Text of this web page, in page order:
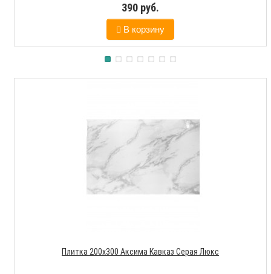
390 руб.
В корзину
Плитка 200х300 Аксима Кавказ Серая Люкс